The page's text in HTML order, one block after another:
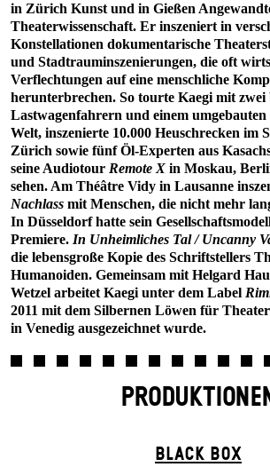
in Zürich Kunst und in Gießen
Theaterwissenschaft. Er inszeniert in
Konstellationen dokumentarische
und Stadtrauminszenierungen, die oft
Verflechtungen auf eine menschliche
herunterbrechen. So tourte Kaegi mit zwei
Lastwagenfahrern und einem
Welt, inszenierte 10.000 Heuschrecken im
Zürich sowie fünf Öl-Experten aus
seine Audiotour Remote X in Moskau,
sehen. Am Théâtre Vidy in Lausanne
Nachlass mit Menschen, die nicht mehr
In Düsseldorf hatte sein
Premiere. In Unheimliches Tal / Uncanny
die lebensgroße Kopie des Schriftstellers
Humanoiden. Gemeinsam mit Helgard
Wetzel arbeitet Kaegi unter dem Label
2011 mit dem Silbernen Löwen für
in Venedig ausgezeichnet wurde.
BLACK BOX